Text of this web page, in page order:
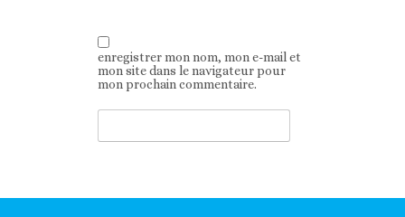
enregistrer mon nom, mon e-mail et
mon site dans le navigateur pour
mon prochain commentaire.